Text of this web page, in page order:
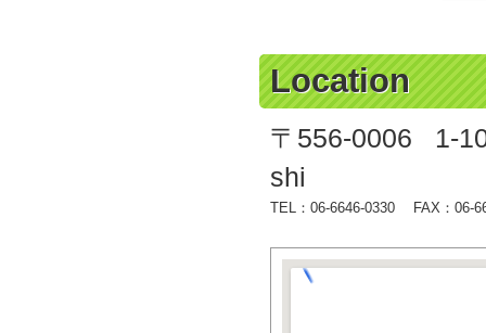
Location
〒556-0006 1-
shi
TEL：06-6646-0330 FAX：06-